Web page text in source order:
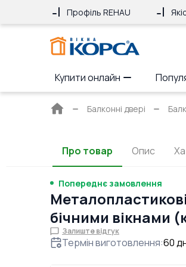
Профіль REHAU
Купити онлайн
Головна
Балконні двері
Про товар Опис
Попереднє замовлення
бічними вікнами
Залиште відгук
Термін виготовлення:60